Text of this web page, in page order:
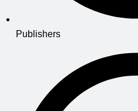
Publishers